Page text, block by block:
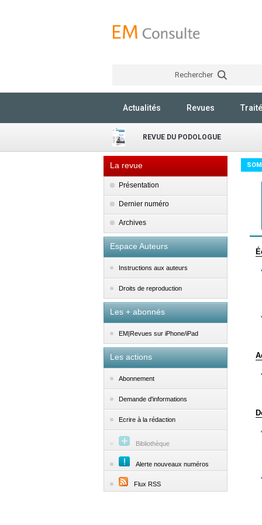
Rechercher
Actualités Revues
REVUE DU PODOLOGUE
La revue
Présentation
Dernier numéro
Archives
Espace Auteurs
Instructions aux auteurs
Droits de reproduction
Les + abonnés
EM|Revues sur iPhone/iPad
Les actions
Abonnement
Demande d'informations
Ecrire à la rédaction
Bibliothèque
Alerte nouveaux numéros
Flux RSS